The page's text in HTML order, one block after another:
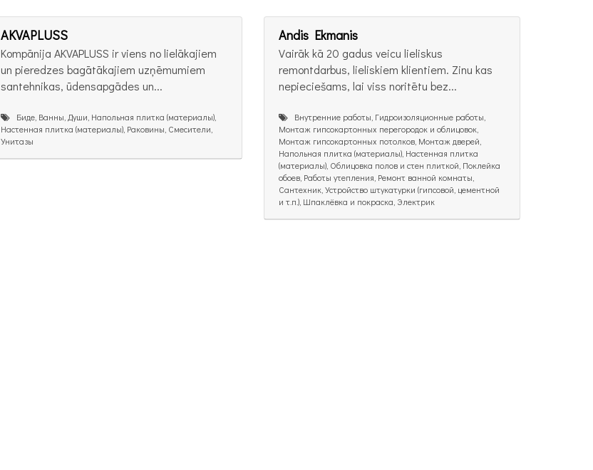
AKVAPLUSS
Kompānija AKVAPLUSS ir viens no lielākajiem
un pieredzes bagātākajiem uzņēmumiem
santehnikas, ūdensapgādes un...
Биде, Ванны, Души, Напольная плитка (материалы),
Настенная плитка (материалы), Раковины, Смесители,
Унитазы
Andis Ekmanis
Vairāk kā 20 gadus veicu lieliskus
remontdarbus, lieliskiem klientiem. Zinu kas
nepieciešams, lai viss noritētu bez...
Внутренние работы, Гидроизоляционные работы,
Монтаж гипсокартонных перегородок и облицовок,
Монтаж гипсокартонных потолков, Монтаж дверей,
Напольная плитка (материалы), Настенная плитка
(материалы), Облицовка полов и стен плиткой, Поклейка
обоев, Работы утепления, Ремонт ванной комнаты,
Сантехник, Устройство штукатурки (гипсовой, цементной
и т.п.), Шпаклёвка и покраска, Электрик